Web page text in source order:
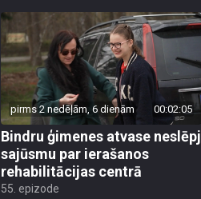
pirms 2 nedēļām, 6 dienām 00:02:05
Bindru ģimenes atvase neslēpj
sajūsmu par ierašanos
rehabilitācijas centrā
55. epizode